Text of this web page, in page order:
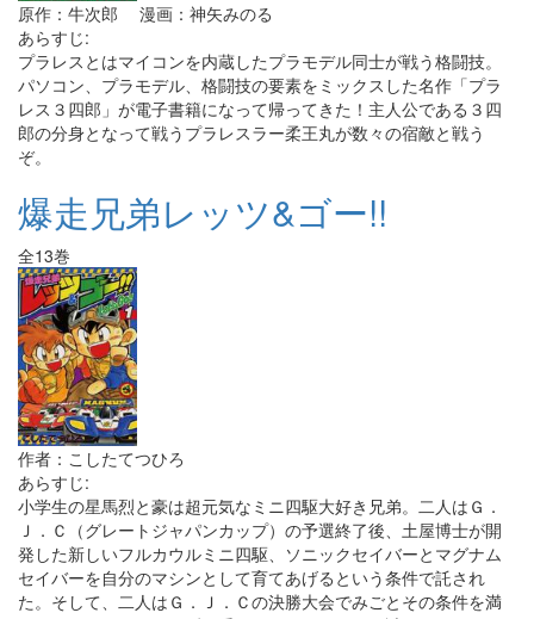
原作：牛次郎 漫画：神矢みのる
あらすじ:
プラレスとはマイコンを内蔵したプラモデル同士が戦う格闘技。
パソコン、プラモデル、格闘技の要素をミックスした名作「プラ
レス３四郎」が電子書籍になって帰ってきた！主人公である３四
郎の分身となって戦うプラレスラー柔王丸が数々の宿敵と戦う
ぞ。
爆走兄弟レッツ&ゴー!!
全13巻
作者：こしたてつひろ
あらすじ:
小学生の星馬烈と豪は超元気なミニ四駆大好き兄弟。二人はＧ．
Ｊ．Ｃ（グレートジャパンカップ）の予選終了後、土屋博士が開
発した新しいフルカウルミニ四駆、ソニックセイバーとマグナム
セイバーを自分のマシンとして育てあげるという条件で託され
た。そして、二人はＧ．Ｊ．Ｃの決勝大会でみごとその条件を満